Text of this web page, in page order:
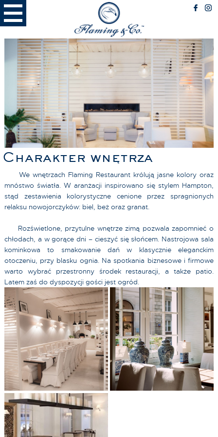
Menu
Miejsce spotkań
Miejsce przyjazne Psom
BIZNES
Spotkania biznesowe
Catering
Nietypowe lokalizacje
RODZINA
Przyjęcia rodzinne
FLAMING LATTE
Latte Menu
Miejsce
Charakter wnętrza
We wnętrzach Flaming Restaurant królują jasne kolory oraz
mnóstwo światła. W aranżacji inspirowano się stylem Hampton,
stąd zestawienia kolorystyczne cenione przez spragnionych
relaksu nowojorczyków: biel, beż oraz granat.
Rozświetlone, przytulne wnętrze zimą pozwala zapomnieć o
chłodach, a w gorące dni – cieszyć się słońcem. Nastrojowa sala
kominkowa to smakowanie dań w klasycznie eleganckim
otoczeniu, przy blasku ognia. Na spotkania biznesowe i firmowe
warto wybrać przestronny środek restauracji, a także patio.
Latem zaś do dyspozycji gości jest ogród.